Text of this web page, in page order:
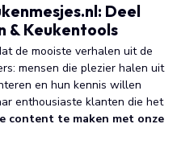
Deel
& Keukentools
de mooiste verhalen uit de
mensen die plezier halen uit
en hun kennis willen
enthousiaste klanten die het
content te maken met onze